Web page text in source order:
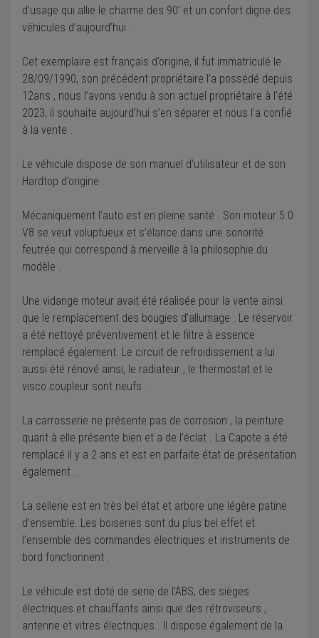
d’usage qui allie le charme des 90’ et un confort digne des
véhicules d’aujourd’hui .
Cet exemplaire est français d’origine, il fut immatriculé le
28/09/1990, son précédent propriétaire l’a possédé depuis
12ans , nous l’avons vendu à son actuel propriétaire à l’été
2023, il souhaite aujourd’hui s’en séparer et nous l’a confié
à la vente .
Le véhicule dispose de son manuel d’utilisateur et de son
Hardtop d’origine .
Mécaniquement l’auto est en pleine santé . Son moteur 5.0
V8 se veut voluptueux et s’élance dans une sonorité
feutrée qui correspond à merveille à la philosophie du
modèle .
Une vidange moteur avait été réalisée pour la vente ainsi
que le remplacement des bougies d’allumage . Le réservoir
a été nettoyé préventivement et le filtre à essence
remplacé également. Le circuit de refroidissement a lui
aussi été rénové ainsi, le radiateur , le thermostat et le
visco coupleur sont neufs .
La carrosserie ne présente pas de corrosion , la peinture
quant à elle présente bien et a de l’éclat . La Capote a été
remplacé il y a 2 ans et est en parfaite état de présentation
également .
La sellerie est en très bel état et arbore une légère patine
d’ensemble. Les boiseries sont du plus bel effet et
l’ensemble des commandes électriques et instruments de
bord fonctionnent .
Le véhicule est doté de serie de l’ABS, des sièges
électriques et chauffants ainsi que des rétroviseurs ,
antenne et vitres électriques . Il dispose également de la